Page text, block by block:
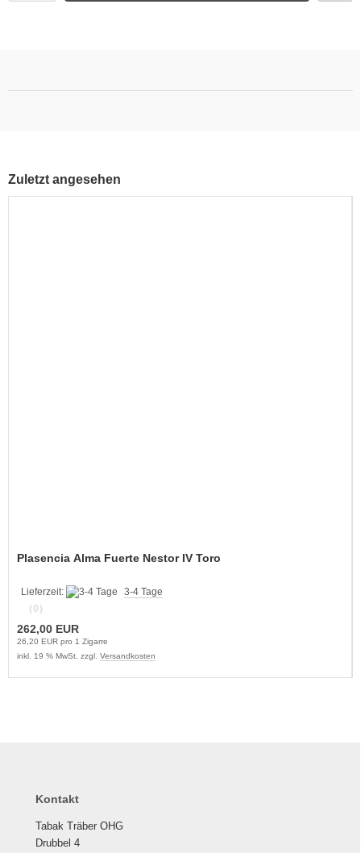
Zuletzt angesehen
Plasencia Alma Fuerte Nestor IV Toro
Lieferzeit:
3-4 Tage
(0)
262,00 EUR
26,20 EUR pro 1 Zigarre
inkl. 19 % MwSt. zzgl. Versandkosten
Kontakt
Tabak Träber OHG
Drubbel 4